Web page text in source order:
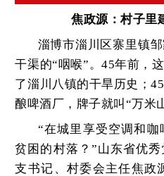
焦政源：村子里
淄博市淄川区寨里镇
干渠的“咽喉”。45年前，
了淄川八镇的干旱历史；
酿啤酒厂，牌子就叫“万米
“在城里享受空调和咖
贫困的村落？”山东省优
支书记、村委会主任焦政